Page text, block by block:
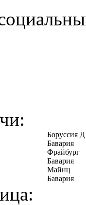
Боруссия Д
Бавария
Фрайбург
Бавария
Майнц
Бавария